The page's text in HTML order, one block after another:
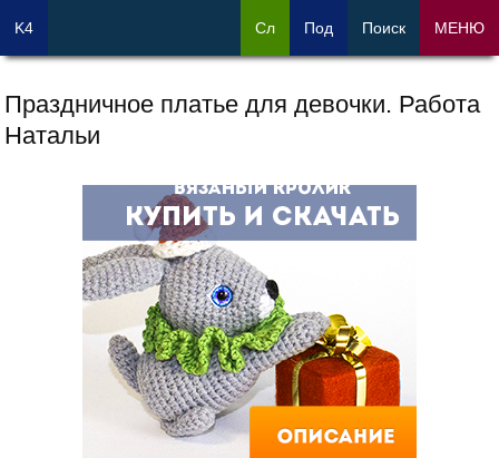
Праздничное платье для девочки. Работа
Натальи
K4 Сл Под Поиск МЕНЮ